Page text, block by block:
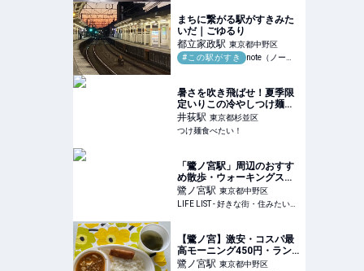
まちに繋がる駅がすきみた
いだ｜ごゆるり
都立家政駅 東京都中野区
#この駅がすき
note（ノート）
暑さを吹き飛ばせ！夏季限
定いりこの冷やしつけ麺
【中華そば 麺壁九年/井
荻】|つけ麺食べたい！
井荻駅 東京都杉並区
つけ麺食べたい！
「鷺ノ宮駅」周辺のおすす
め散歩・ウォーキングスポ
ット７選。ノスタルジック
な川沿いの団地を歩く -
LIFE LIST - 好きな街・住み
鷺ノ宮駅 東京都中野区
LIFE LIST - 好きな街・住みたい街・私の街
【鷺ノ宮】激安・コスパ最
高モーニング450円・ラン
チ700円＠喫茶コトブキ
鷺ノ宮駅 東京都中野区